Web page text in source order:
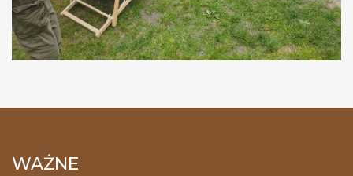
WAŻNE